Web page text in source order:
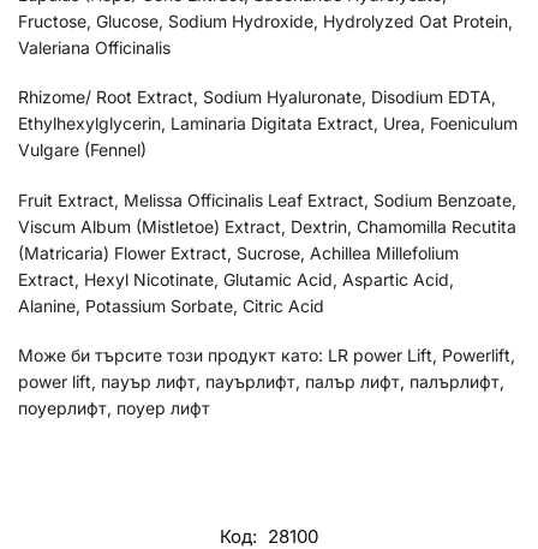
Fructose, Glucose, Sodium Hydroxide, Hydrolyzed Oat Protein,
Valeriana Officinalis
Rhizome/ Root Extract, Sodium Hyaluronate, Disodium EDTA,
Ethylhexylglycerin, Laminaria Digitata Extract, Urea, Foeniculum
Vulgare (Fennel)
Fruit Extract, Melissa Officinalis Leaf Extract, Sodium Benzoate,
Viscum Album (Mistletoe) Extract, Dextrin, Chamomilla Recutita
(Matricaria) Flower Extract, Sucrose, Achillea Millefolium
Extract, Hexyl Nicotinate, Glutamic Acid, Aspartic Acid,
Alanine, Potassium Sorbate, Citric Acid
Може би търсите този продукт като: LR power Lift, Powerlift,
power lift, пауър лифт, пауърлифт, палър лифт, палърлифт,
поуерлифт, поуер лифт
Код: 28100